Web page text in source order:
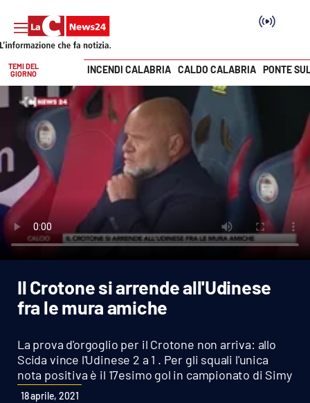
SEZIONI
Cronaca
Politica
Attualità
Economia e lavoro
Italia Mondo
Sport
Cultura
Vai
TEMI DEL
GIORNO
INCENDI CALABRIA CALDO CALABRIA PONTE
Il Crotone si arrende all'Udinese
fra le mura amiche
La prova d'orgoglio per il Crotone non arriva: allo
Scida vince l'Udinese 2 a 1 . Per gli squali l'unica
nota positiva è il 17esimo gol in campionato di Simy
18 aprile, 2021